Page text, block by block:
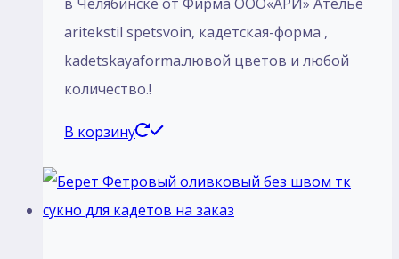
aritekstil spetsvoin, кадетская-форма ,
kadetskayaforma.лювой цветов и любой
количество.!
В корзину